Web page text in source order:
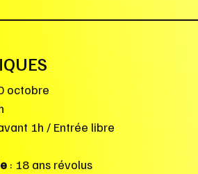
octobre
1h / Entrée libre
: 18 ans révolus